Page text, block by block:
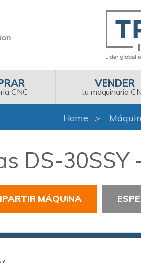
CNC
VENDER
tu máquinaria
Home
DS-30SSY
MÁQUINA